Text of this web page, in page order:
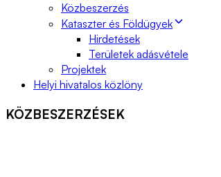
Közbeszerzés
Kataszter és Földügyek
Hirdetések
Területek adásvétele
Projektek
Helyi hivatalos közlöny
KÖZBESZERZÉSEK